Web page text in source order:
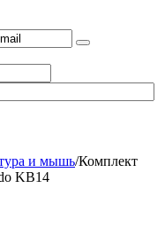
и мышь/Комплект
KB14